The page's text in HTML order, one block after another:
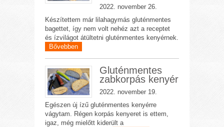
2022. november 26.
Készítettem már lilahagymás gluténmentes
bagettet, így nem volt nehéz azt a receptet
és ízvilágot átültetni gluténmentes kenyérnek.
Bővebben
Gluténmentes
zabkorpás kenyér
2022. november 19.
Egészen új ízű gluténmentes kenyérre
vágytam. Régen korpás kenyeret is ettem,
igaz, még mielőtt kiderült a